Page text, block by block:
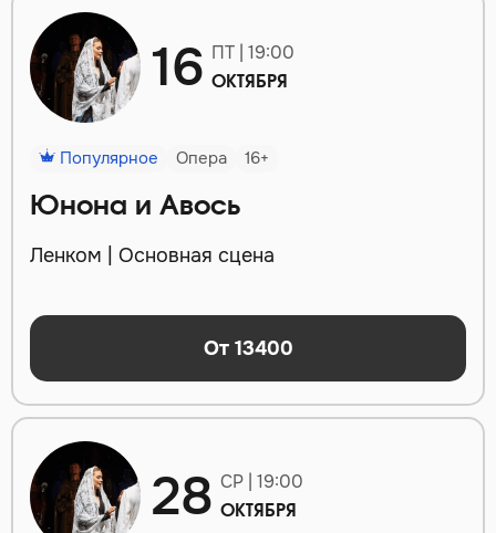
16 ПТ | 19:00
ОКТЯБРЯ
Популярное Опера 16+
Юнона и Авось
Ленком | Основная сцена
От 13400
28 СР | 19:00
ОКТЯБРЯ